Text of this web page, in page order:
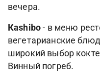
вечера.
Кashibo - в меню
вегетарианские
широкий выбор
Винный погреб.